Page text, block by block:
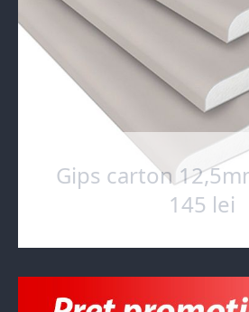
Gips carton
145 lei